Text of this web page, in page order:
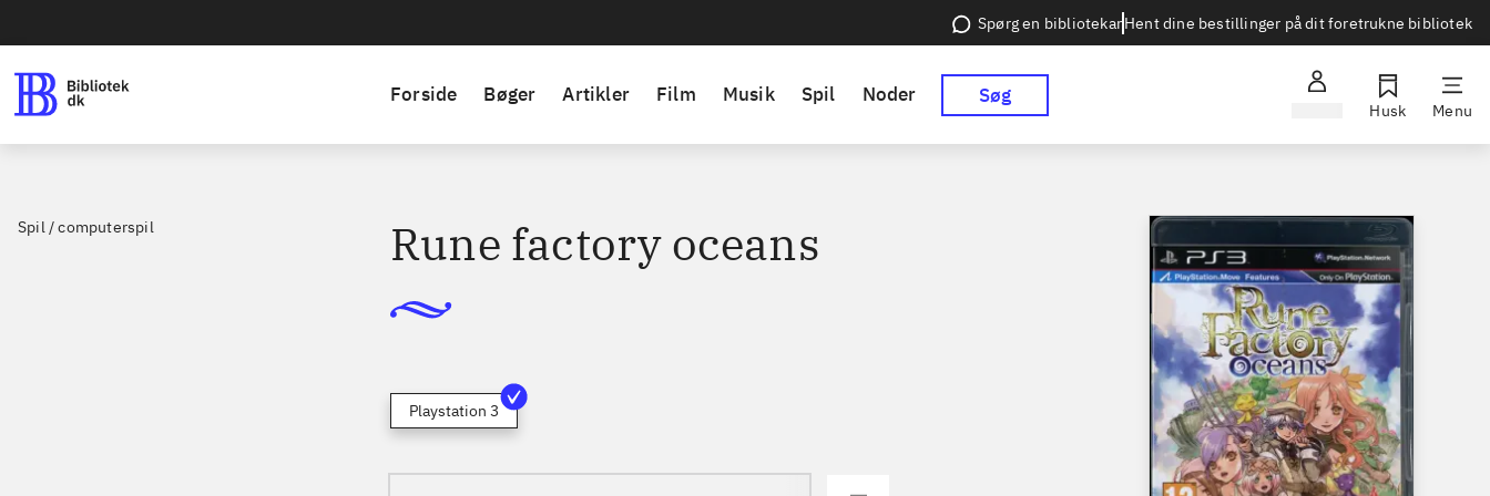
Spørg en bibliotekarHent dine bestillinger på dit foretrukne bibliotek
Forside Bøger Artikler Film Musik Spil Noder Søg
Husk Menu
Spil / computerspil Rune factory oceans
Playstation 3